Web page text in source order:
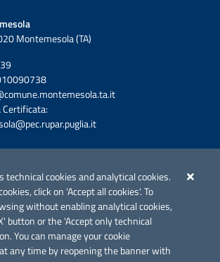
technical cookies and analytical cookies.
click on 'Accept all cookies'. To
without enabling analytical cookies,
button or the 'Accept only technical
You can manage your cookie
any time by reopening the banner with
Montemesola (TA)